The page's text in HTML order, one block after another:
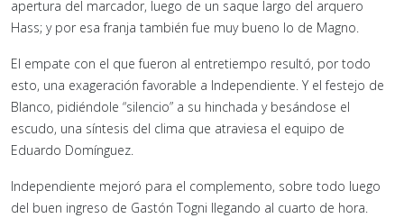
apertura del marcador, luego de un saque largo del arquero
Hass; y por esa franja también fue muy bueno lo de Magno.
El empate con el que fueron al entretiempo resultó, por todo
esto, una exageración favorable a Independiente. Y el festejo de
Blanco, pidiéndole “silencio” a su hinchada y besándose el
escudo, una síntesis del clima que atraviesa el equipo de
Eduardo Domínguez.
Independiente mejoró para el complemento, sobre todo luego
del buen ingreso de Gastón Togni llegando al cuarto de hora.